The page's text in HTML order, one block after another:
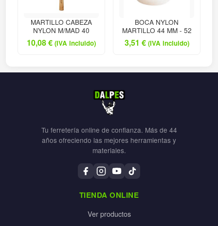
MARTILLO CABEZA
NYLON M/MAD 40
10,08€ (IVA incluido)
BOCA NYLON
MARTILLO 44 MM - 52
3,51 € (IVA incluido)
Tu ferretería online de confianza. Más de 44
años ofreciendo las mejores herramientas y
materiales.
TIENDA ONLINE
Ver productos